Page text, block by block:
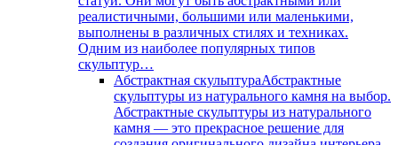
реалистичными, большими или маленькими,
выполнены в различных стилях и техниках.
Одним из наиболее популярных типов
скульптур…
Абстрактная скульптураАбстрактные
скульптуры из натурального камня на выбор.
Абстрактные скульптуры из натурального
камня — это прекрасное решение для